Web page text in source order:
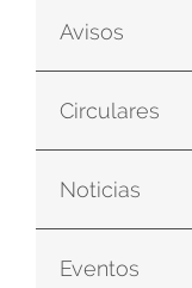
Avisos
Circulares
Noticias
Eventos